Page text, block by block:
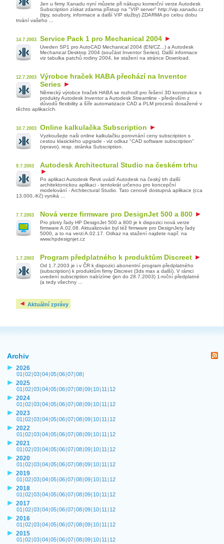
Jen u firmy Xanadu nyní můzete při nákupu komerční verze Autodesk
Subscription získat zdarma přístup na "VIP server" http://vip.xanadu.cz
(tipy, soubory, informace a další VIP služby) ZDARMA po celou dobu
trvání vašeho ...
14.7.2003 Service Pack 1 pro Mechanical 2004
Uveden SP1 pro AutoCAD Mechanical 2004 (EN/CZ...) a Autodesk
Mechanical Desktop 2004 (součást Inventor Series). Další informace
viz tabulka patchů rodiny 2004, ke stažení na stránce Download.
12.7.2003
Výrobce hraček HABA přechází na Inventor
Series
Německý výrobce hraček HABA se rozhodl pro řešení 3D konstrukce s
produkty Autodesk Inventor a Autodesk Streamline - především z
důvodů flexibility a šíře automatizace CAD a PLM procesů dosažené v
těchto aplikacích.
10.7.2003 Online kalkulačka Subscription
Vyzkoušejte naši online kalkulačku porovnání ceny subscription s
cestou klasického upgrade - viz odkaz "CAD software subscription"
(vpravo), resp. stránka Subscription.
9.7.2003 Autodesk Architectural Studio na českém trhu
Po aplikaci Autodesk Revit uvádí Autodesk na český trh další
architektonickou aplikaci - tentokrát určenou pro koncepční
modelování - Architectural Studio. Tato cenově dostupná aplikace (cca
13.000,-Kč) vyniká ...
7.7.2003 Nová verze firmware pro DesignJet 500 a 800
Pro plotry řady HP DesignJet 500 a 800 je k dispozici nová verze
firmware A.02.08. Aktualizován byl též firmware pro DesignJety řady
5000, a to na verzi A.02.17. Odkaz na stažení najdete např. na
www.hpdesignjet.cz
1.7.2003 Program předplatného k produktům Discreet
Od 1.7.2003 je i v ČR k dispozici abonentní program předplatného
(subscription) k produktům firmy Discreet (3ds max a další). V rámci
uvedení subscription nabízíme (jen do 28.7.2003) 1-roční předplatné
(a tedy všechny ...
Aktuální zprávy
Archiv
2026
01 |02|03|04|05|06|07|08|
2025
01 |02|03|04|05|06|07|08|09| 10| 11 | 12
2024
01 |02|03|04|05|06|07|08|09| 10| 11 | 12
2023
01 |02|03|04|05|06|07|08|09| 10| 11 | 12
2022
01 |02|03|04|05|06|07|08|09| 10| 11 | 12
2021
01 |02|03|04|05|06|07|08|09| 10| 11 | 12
2020
01 |02|03|04|05|06|07|08|09| 10| 11 | 12
2019
01 |02|03|04|05|06|07|08|09| 10| 11 | 12
2018
01 |02|03|04|05|06|07|08|09| 10| 11 | 12
2017
01 |02|03|04|05|06|07|08|09| 10| 11 | 12
2016
01 |02|03|04|05|06|07|08|09| 10| 11 | 12
2015
01 |02|03|04|05|06|07|08|09| 10| 11 | 12